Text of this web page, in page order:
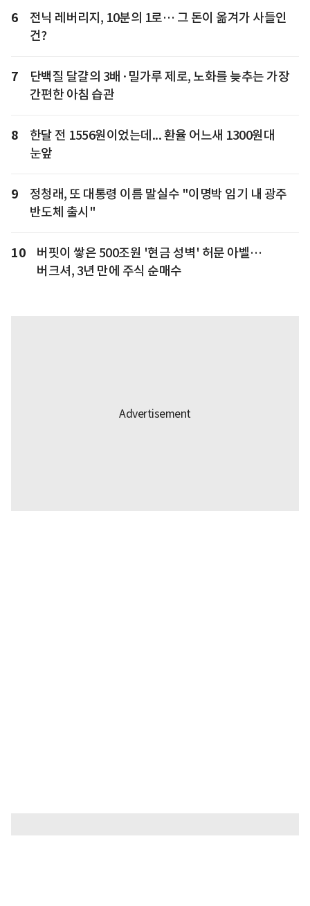
6
전닉 레버리지, 10분의 1로… 그 돈이 옮겨가 사들인
건?
7
단백질 달걀의 3배·밀가루 제로, 노화를 늦추는 가장
간편한 아침 습관
8
한달 전 1556원이었는데... 환율 어느새 1300원대
눈앞
9
정청래, 또 대통령 이름 말실수 "이명박 임기 내 광주
반도체 출시"
10
버핏이 쌓은 500조원 '현금 성벽' 허문 아벨…
버크셔, 3년 만에 주식 순매수